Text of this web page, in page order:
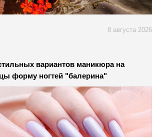
8 августа 2026
вариантов маникюра на
форму ногтей "балерина"